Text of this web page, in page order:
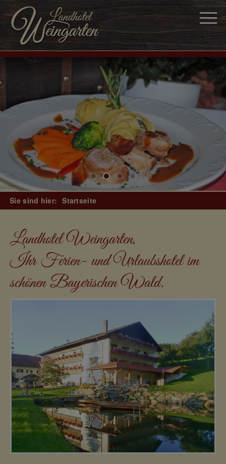
Sie sind hier: Startseite
Landhotel Weingarten,
Ihr Ferien- und Urlaubshotel im
schönen Bayerischen Wald.